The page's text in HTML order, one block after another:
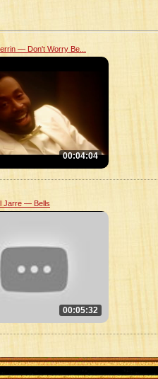
— Don't Worry Be...
00:04:04
Jarre — Bells
00:05:32